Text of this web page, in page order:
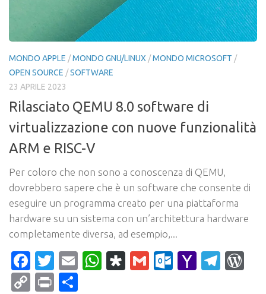
MONDO APPLE /MONDO GNU/LINUX /MONDO MICROSOFT /
OPEN SOURCE /SOFTWARE
23 APRILE 2023
Rilasciato QEMU 8.0 software di
virtualizzazione con nuove funzionalità
ARM e RISC-V
Per coloro che non sono a conoscenza di QEMU,
dovrebbero sapere che è un software che consente di
eseguire un programma creato per una piattaforma
hardware su un sistema con un’architettura hardware
completamente diversa, ad esempio,...
Facebook
Twitter
EmailWhatsApp
Diaspora
Gmail Yahoo
CopyPrint